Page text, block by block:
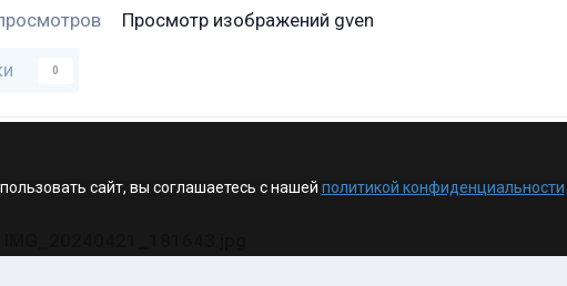
Просмотр изображений gven
0
сайт, вы соглашаетесь с нашей политикой конфиденциальности